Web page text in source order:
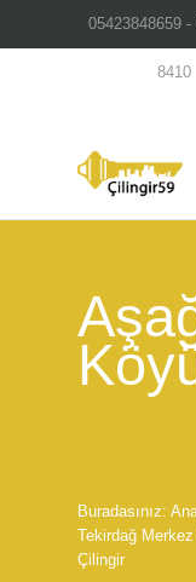
05423848659 -
8410
Buradasınız:
Tekirdağ
Çilingir